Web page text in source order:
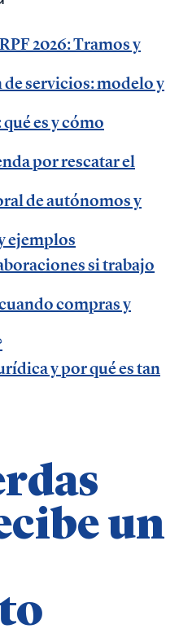
en Accountex
fiscalidad |
| emprendedores
| ADE | pymes |
2026: Tramos y
servicios: modelo y
es y cómo
por rescatar el
de autónomos y
ejemplos
si trabajo
compras y
y por qué es tan
un